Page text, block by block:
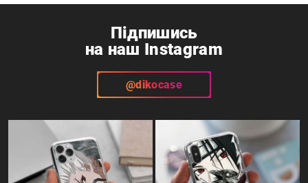
Підпишись
на наш Instagram
@dikocase